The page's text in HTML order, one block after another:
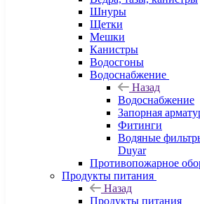
Шнуры
Щетки
Мешки
Канистры
Водосгоны
Водоснабжение
Назад
Водоснабжение
Запорная
Фитинги
Водяные
Duyar
Противопожарное
Продукты питания
Назад
Продукты питания